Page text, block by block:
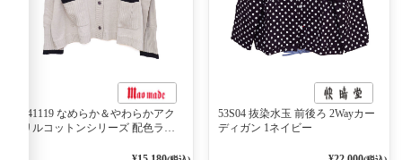
541119 なめらか＆やわらかアク
リルコットンシリーズ 配色ライ
ン 10ベージュ×ネイビー
53S04 抜染水玉 前後ろ 2Wayカー
ディガン 1ネイビー